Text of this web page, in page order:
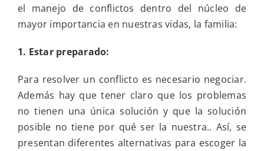
el manejo de conflictos dentro del núcleo de
mayor importancia en nuestras vidas, la familia:
1. Estar preparado:
Para resolver un conflicto es necesario negociar.
Además hay que tener claro que los problemas
no tienen una única solución y que la solución
posible no tiene por qué ser la nuestra.. Así, se
presentan diferentes alternativas para escoger la